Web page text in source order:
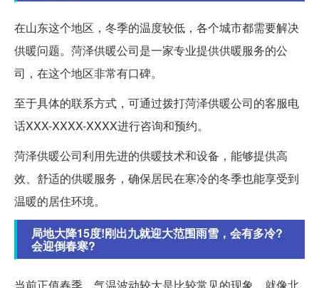
在山东这个地区，冬季的温度较低，各个城市都需要解决
供暖问题。菏泽供暖公司是一家专业提供供暖服务的公
司，在这个地区非常有口碑。
至于具体的联系方式，可通过拨打菏泽供暖公司的客服电
话XXX-XXXX-XXXX进行咨询和预约。
菏泽供暖公司利用先进的供暖技术和设备，能够提供高
效、舒适的供暖服务，确保居民在寒冷的冬季也能享受到
温暖的居住环境。
局地大降15度!刚出九就迎大范围雨雪，会有多冷?
会迎倒春寒?